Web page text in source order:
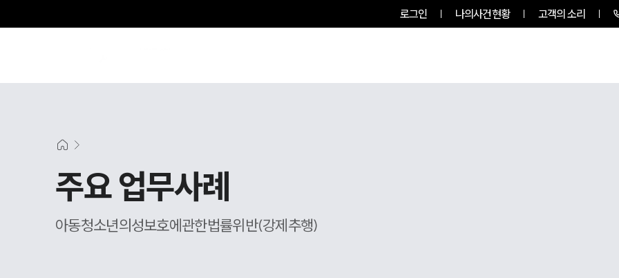
로그인 나의사건현황 고객의 소리
주요 업무사례
아동청소년의성보호에관한법률위반(강제추행)